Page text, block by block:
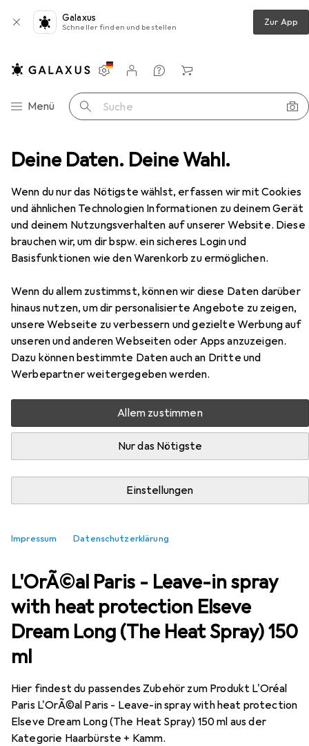
Deine Daten. Deine Wahl.
Wenn du nur das Nötigste wählst, erfassen wir mit Cookies
und ähnlichen Technologien Informationen zu deinem Gerät
und deinem Nutzungsverhalten auf unserer Website. Diese
brauchen wir, um dir bspw. ein sicheres Login und
Basisfunktionen wie den Warenkorb zu ermöglichen.
Wenn du allem zustimmst, können wir diese Daten darüber
hinaus nutzen, um dir personalisierte Angebote zu zeigen,
unsere Webseite zu verbessern und gezielte Werbung auf
unseren und anderen Webseiten oder Apps anzuzeigen.
Dazu können bestimmte Daten auch an Dritte und
Werbepartner weitergegeben werden.
Allem zustimmen
Nur das Nötigste
Einstellungen
Impressum Datenschutzerklärung
Galaxus
Schneller finden und bestellen Zur App
Navigation nach Kategorien
Menü Suche
Einstellungen
Kundenkonto
Vergleichslisten
Merklisten
Warenkorb
Elseve Dream Long (The Heat Spray) 150 ml
EUR
12,79 bei 2 Stück 85,27/1l
L'Oréal Paris
L'OrÃ©al Paris - Leave-in
spray with heat protection Elseve
Dream Long (The Heat Spray) 150 ml
150 ml
L'OrÃ©al Paris - Leave-in spray
with heat protection Elseve
Dream Long (The Heat Spray) 150
ml
Hier findest du passendes Zubehör zum Produkt L'Oréal
Paris L'OrÃ©al Paris - Leave-in spray with heat protection
Elseve Dream Long (The Heat Spray) 150 ml aus der
Kategorie Haarbürste + Kamm.